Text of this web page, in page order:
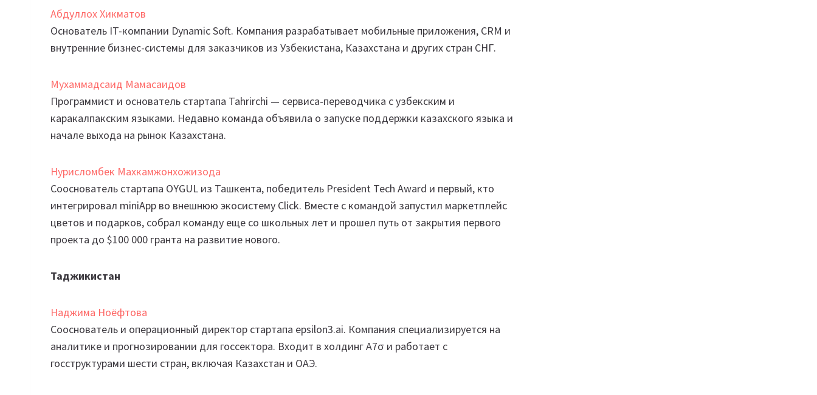
Абдуллох Хикматов
Основатель IT-компании Dynamic Soft. Компания разрабатывает мобильные приложения, CRM и
внутренние бизнес-системы для заказчиков из Узбекистана, Казахстана и других стран СНГ.
Мухаммадсаид Мамасаидов
Программист и основатель стартапа Tahrirchi — сервиса-переводчика с узбекским и
каракалпакским языками. Недавно команда объявила о запуске поддержки казахского языка и
начале выхода на рынок Казахстана.
Нурисломбек Махкамжонхожизода
Сооснователь стартапа OYGUL из Ташкента, победитель President Tech Award и первый, кто
интегрировал miniApp во внешнюю экосистему Click. Вместе с командой запустил маркетплейс
цветов и подарков, собрал команду еще со школьных лет и прошел путь от закрытия первого
проекта до $100 000 гранта на развитие нового.
Таджикистан
Наджима Ноёфтова
Сооснователь и операционный директор стартапа epsilon3.ai. Компания специализируется на
аналитике и прогнозировании для госсектора. Входит в холдинг A7σ и работает с
госструктурами шести стран, включая Казахстан и ОАЭ.